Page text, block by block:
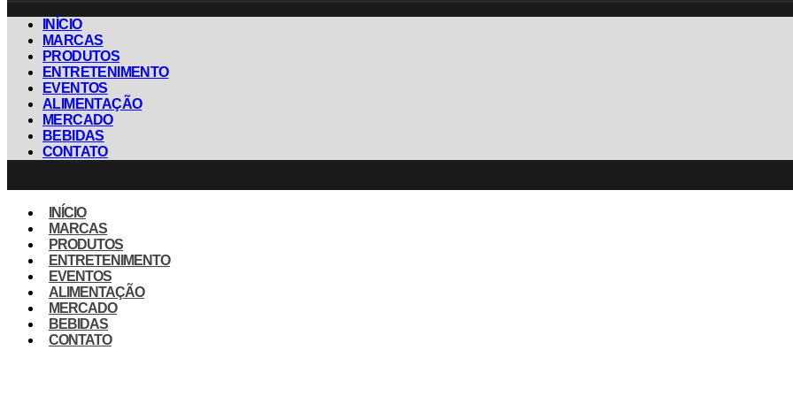
INÍCIO
MARCAS
PRODUTOS
ENTRETENIMENTO
EVENTOS
ALIMENTAÇÃO
MERCADO
BEBIDAS
CONTATO
INÍCIO
MARCAS
PRODUTOS
ENTRETENIMENTO
EVENTOS
ALIMENTAÇÃO
MERCADO
BEBIDAS
CONTATO